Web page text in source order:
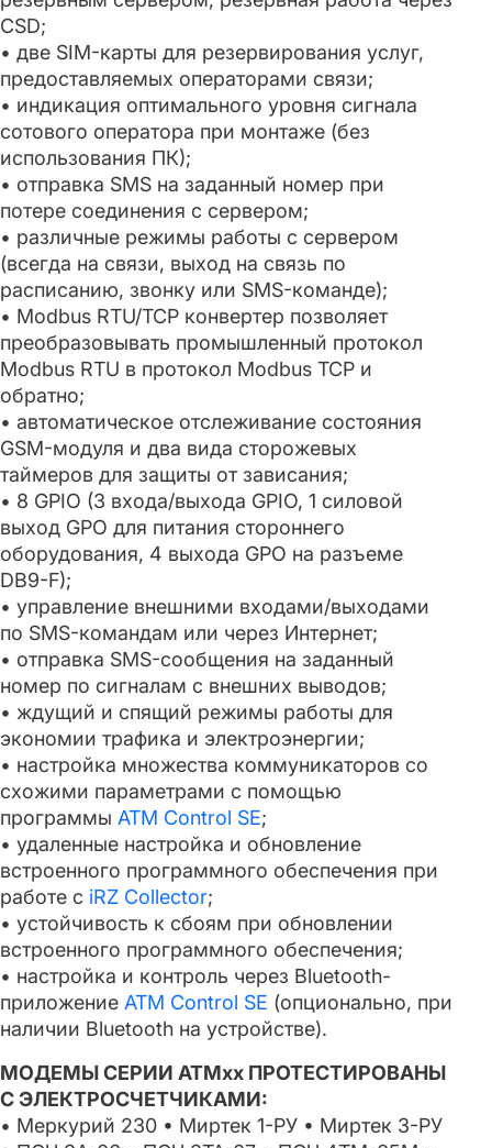
CSD;
• две SIM-карты для резервирования услуг,
предоставляемых операторами связи;
• индикация оптимального уровня сигнала
сотового оператора при монтаже (без
использования ПК);
• отправка SMS на заданный номер при
потере соединения с сервером;
• различные режимы работы с сервером
(всегда на связи, выход на связь по
расписанию, звонку или SMS-команде);
• Modbus RTU/TCP конвертер позволяет
преобразовывать промышленный протокол
Modbus RTU в протокол Modbus TCP и
обратно;
• автоматическое отслеживание состояния
GSM-модуля и два вида сторожевых
таймеров для защиты от зависания;
• 8 GPIO (3 входа/выхода GPIO, 1 силовой
выход GPO для питания стороннего
оборудования, 4 выхода GPO на разъеме
DB9-F);
• управление внешними входами/выходами
по SMS-командам или через Интернет;
• отправка SMS-сообщения на заданный
номер по сигналам с внешних выводов;
• ждущий и спящий режимы работы для
экономии трафика и электроэнергии;
• настройка множества коммуникаторов со
схожими параметрами с помощью
программы ATM Control SE;
• удаленные настройка и обновление
встроенного программного обеспечения при
работе с iRZ Collector;
• устойчивость к сбоям при обновлении
встроенного программного обеспечения;
• настройка и контроль через Bluetooth-
приложение ATM Control SE (опционально, при
наличии Bluetooth на устройстве).
МОДЕМЫ СЕРИИ АТМxx ПРОТЕСТИРОВАНЫ
С ЭЛЕКТРОСЧЕТЧИКАМИ:
• Меркурий 230 • Миртек 1-РУ • Миртек 3-РУ